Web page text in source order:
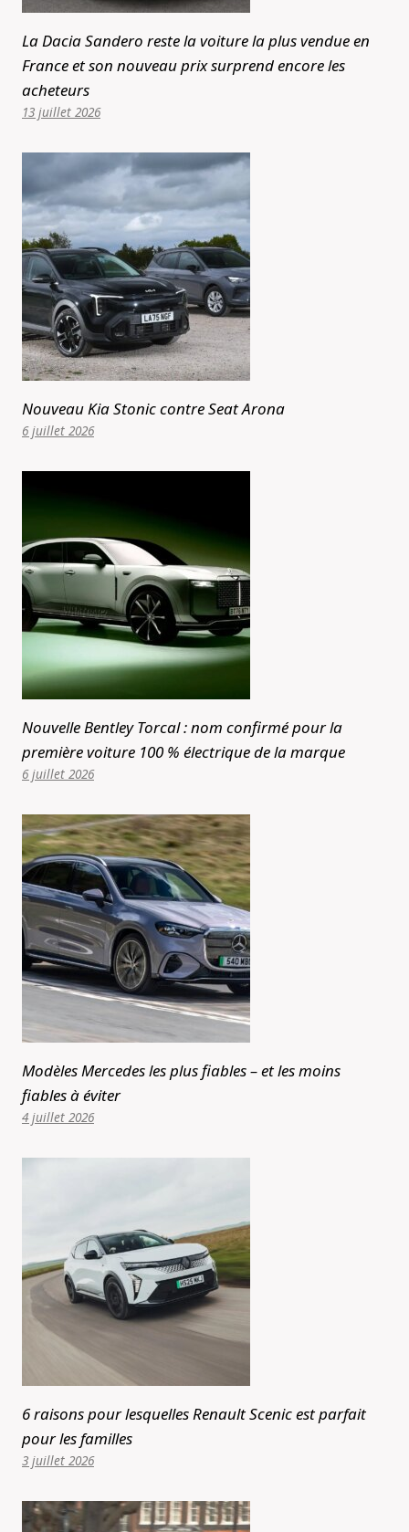
La Dacia Sandero reste la voiture la plus vendue en
France et son nouveau prix surprend encore les
acheteurs
13 juillet 2026
Nouveau Kia Stonic contre Seat Arona
6 juillet 2026
Nouvelle Bentley Torcal : nom confirmé pour la
première voiture 100 % électrique de la marque
6 juillet 2026
Modèles Mercedes les plus fiables – et les moins
fiables à éviter
4 juillet 2026
6 raisons pour lesquelles Renault Scenic est parfait
pour les familles
3 juillet 2026